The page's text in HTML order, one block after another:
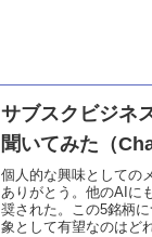
サブスクビジネ
聞いてみた（
個人的な興味としての
ありがとう。他のAIに
奨された。この5銘柄
象として有望なのはど